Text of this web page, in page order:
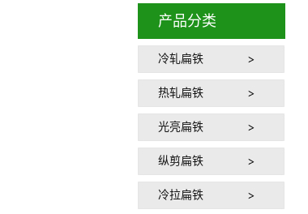
产品分类
冷轧扁铁
热轧扁铁
光亮扁铁
纵剪扁铁
冷拉扁铁